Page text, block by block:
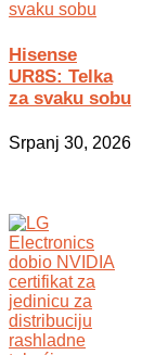
Hisense
UR8S: Telka
za svaku sobu
Srpanj 30, 2026